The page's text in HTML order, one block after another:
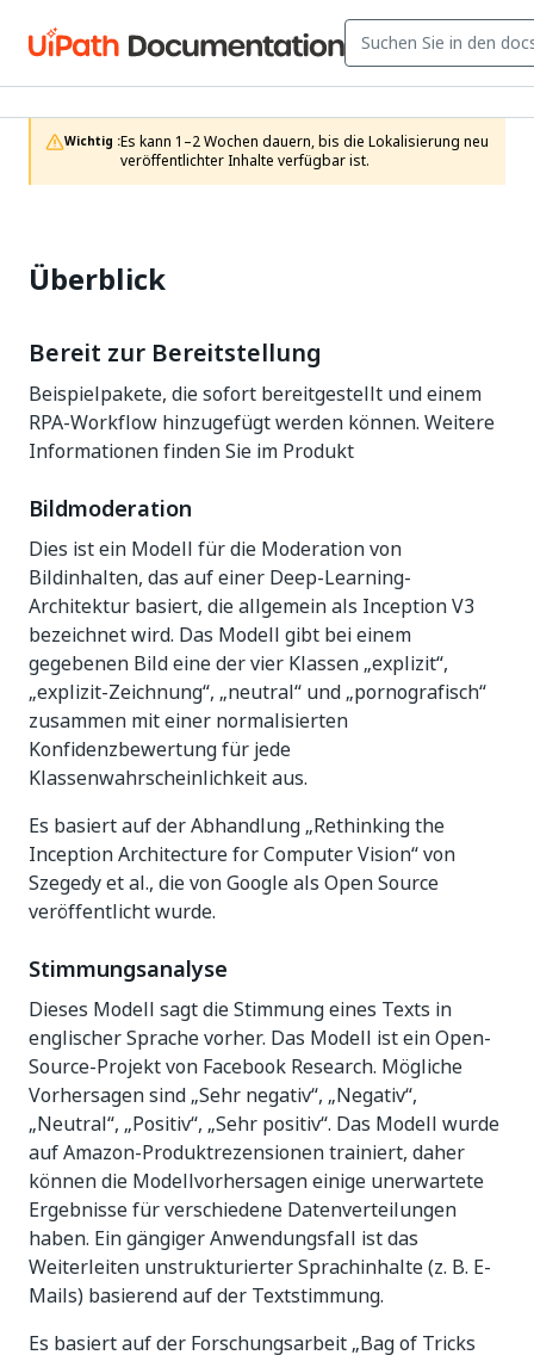
Wichtig :Es kann 1–2 Wochen dauern, bis die Lokalisierung neu
veröffentlichter Inhalte verfügbar ist.
Überblick
Bereit zur Bereitstellung
Beispielpakete, die sofort bereitgestellt und einem
RPA-Workflow hinzugefügt werden können. Weitere
Informationen finden Sie im Produkt
Bildmoderation
Dies ist ein Modell für die Moderation von
Bildinhalten, das auf einer Deep-Learning-
Architektur basiert, die allgemein als Inception V3
bezeichnet wird. Das Modell gibt bei einem
gegebenen Bild eine der vier Klassen „explizit“,
„explizit-Zeichnung“, „neutral“ und „pornografisch“
zusammen mit einer normalisierten
Konfidenzbewertung für jede
Klassenwahrscheinlichkeit aus.
Es basiert auf der Abhandlung „Rethinking the
Inception Architecture for Computer Vision“ von
Szegedy et al., die von Google als Open Source
veröffentlicht wurde.
Stimmungsanalyse
Dieses Modell sagt die Stimmung eines Texts in
englischer Sprache vorher. Das Modell ist ein Open-
Source-Projekt von Facebook Research. Mögliche
Vorhersagen sind „Sehr negativ“, „Negativ“,
„Neutral“, „Positiv“, „Sehr positiv“. Das Modell wurde
auf Amazon-Produktrezensionen trainiert, daher
können die Modellvorhersagen einige unerwartete
Ergebnisse für verschiedene Datenverteilungen
haben. Ein gängiger Anwendungsfall ist das
Weiterleiten unstrukturierter Sprachinhalte (z. B. E-
Mails) basierend auf der Textstimmung.
Es basiert auf der Forschungsarbeit „Bag of Tricks